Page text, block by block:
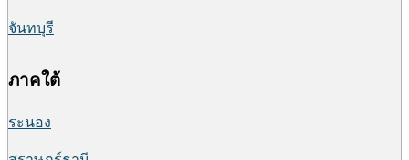
จันทบุรี
ภาคใต้
ระนอง